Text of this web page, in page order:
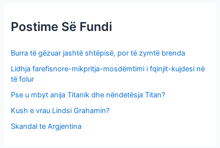
Postime Së Fundi
Burra të gëzuar jashtë shtëpisë, por të zymtë brenda
Lidhja farefisnore-mikpritja-mosdëmtimi i fqinjit-kujdesi në
të folur
Pse u mbyt anija Titanik dhe nëndetësja Titan?
Kush e vrau Lindsi Grahamin?
Skandal te Argjentina